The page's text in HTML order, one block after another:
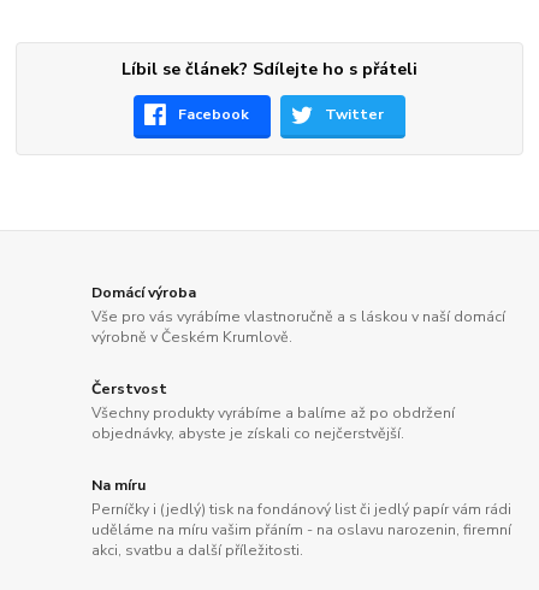
Líbil se článek? Sdílejte ho s přáteli
Facebook Twitter
Domácí výroba
Vše pro vás vyrábíme vlastnoručně a s láskou v naší domácí
výrobně v Českém Krumlově.
Čerstvost
Všechny produkty vyrábíme a balíme až po obdržení
objednávky, abyste je získali co nejčerstvější.
Na míru
Perníčky i (jedlý) tisk na fondánový list či jedlý papír vám rádi
uděláme na míru vašim přáním - na oslavu narozenin, firemní
akci, svatbu a další příležitosti.